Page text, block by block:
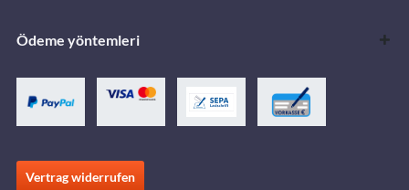
Ödeme yöntemleri
Vertrag widerrufen